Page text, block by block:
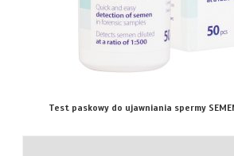
Test paskowy do ujawniania spermy